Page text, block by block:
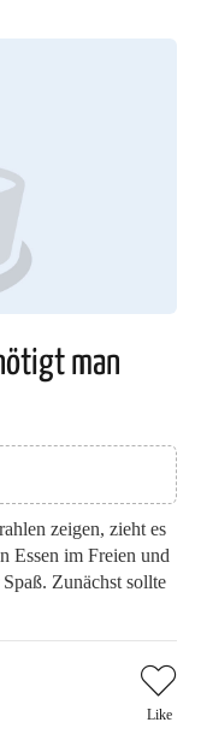
man
zeigen, zieht es
Essen im Freien und
Zunächst sollte
Like